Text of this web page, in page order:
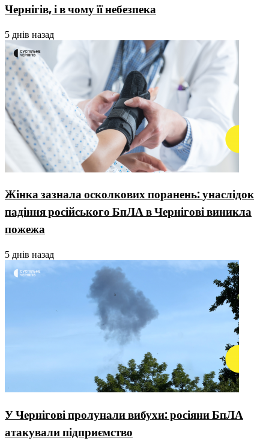
Чернігів, і в чому її небезпека
5 днів назад
Жінка зазнала осколкових поранень: унаслідок
падіння російського БпЛА в Чернігові виникла
пожежа
5 днів назад
У Чернігові пролунали вибухи: росіяни БпЛА
атакували підприємство